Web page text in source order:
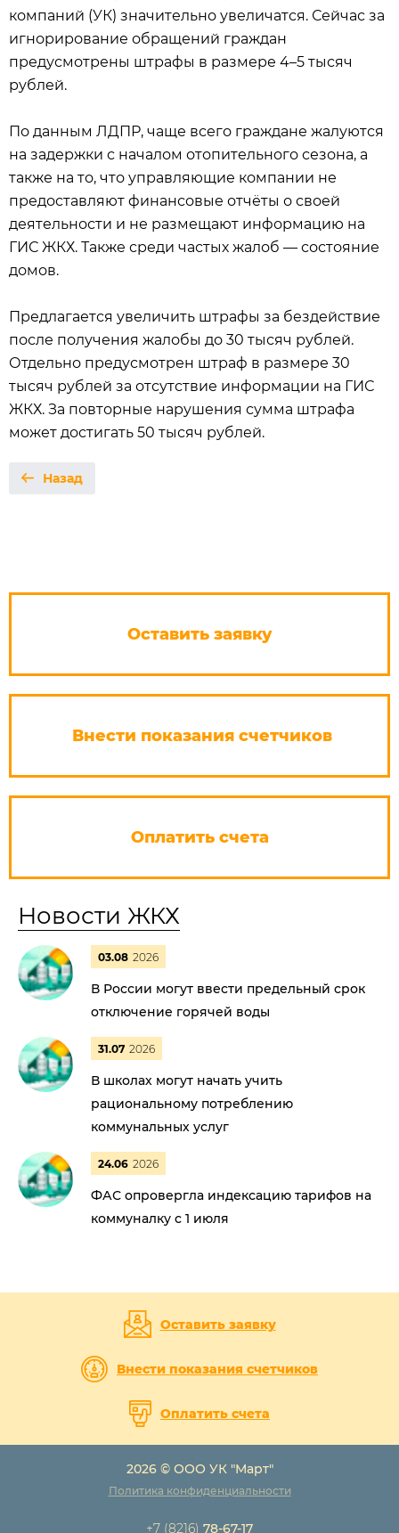
компаний (УК) значительно увеличатся. Сейчас за
игнорирование обращений граждан
предусмотрены штрафы в размере 4–5 тысяч
рублей.
По данным ЛДПР, чаще всего граждане жалуются
на задержки с началом отопительного сезона, а
также на то, что управляющие компании не
предоставляют финансовые отчёты о своей
деятельности и не размещают информацию на
ГИС ЖКХ. Также среди частых жалоб — состояние
домов.
Предлагается увеличить штрафы за бездействие
после получения жалобы до 30 тысяч рублей.
Отдельно предусмотрен штраф в размере 30
тысяч рублей за отсутствие информации на ГИС
ЖКХ. За повторные нарушения сумма штрафа
может достигать 50 тысяч рублей.
Назад
Оставить заявку
Внести показания счетчиков
Оплатить счета
Новости ЖКХ
03.08 2026
В России могут ввести предельный срок
отключение горячей воды
31.07 2026
В школах могут начать учить
рациональному потреблению
коммунальных услуг
24.06 2026
ФАС опровергла индексацию тарифов на
коммуналку с 1 июля
Оставить заявку
Внести показания счетчиков
Оплатить счета
2026 © ООО УК "Март"
Политика конфиденциальности
+7 (8216) 78-67-17